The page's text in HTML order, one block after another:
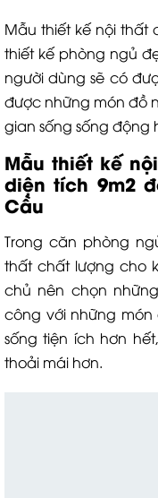
Mẫu thiết kế nội thất
thiết kế phòng ngủ
người dùng sẽ có
được những món đồ
gian sống sống động
Mẫu thiết kế
diện tích 9m2
Cầu
Trong căn phòng
thất chất lượng cho
chủ nên chọn
công với những
sống tiện ích hơn
thoải mái hơn.